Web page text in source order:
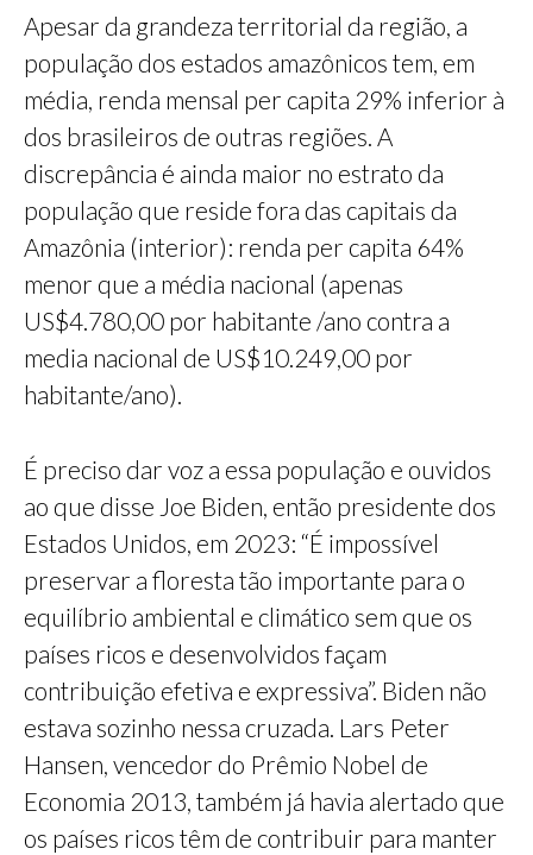
Apesar da grandeza territorial da região, a
população dos estados amazônicos tem, em
média, renda mensal per capita 29% inferior à
dos brasileiros de outras regiões. A
discrepância é ainda maior no estrato da
população que reside fora das capitais da
Amazônia (interior): renda per capita 64%
menor que a média nacional (apenas
US$4.780,00 por habitante /ano contra a
media nacional de US$10.249,00 por
habitante/ano).
É preciso dar voz a essa população e ouvidos
ao que disse Joe Biden, então presidente dos
Estados Unidos, em 2023: “É impossível
preservar a floresta tão importante para o
equilíbrio ambiental e climático sem que os
países ricos e desenvolvidos façam
contribuição efetiva e expressiva”. Biden não
estava sozinho nessa cruzada. Lars Peter
Hansen, vencedor do Prêmio Nobel de
Economia 2013, também já havia alertado que
os países ricos têm de contribuir para manter